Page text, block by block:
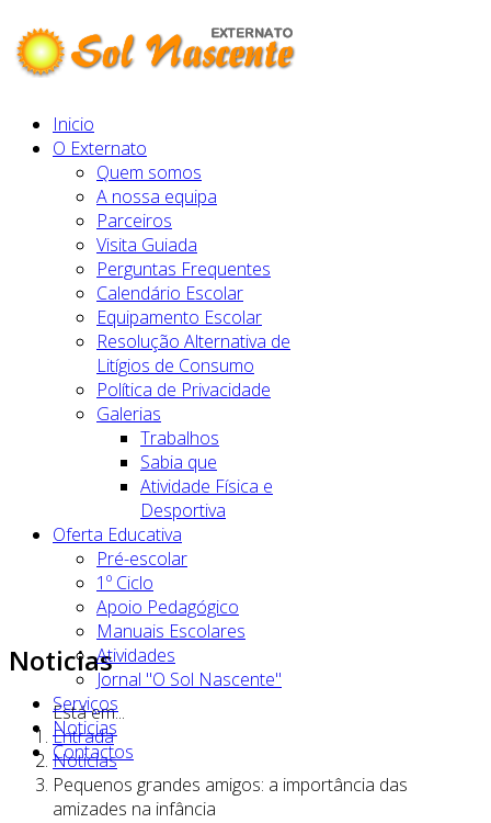
Inicio
O Externato
Quem somos
A nossa equipa
Parceiros
Visita Guiada
Perguntas Frequentes
Calendário Escolar
Equipamento Escolar
Resolução Alternativa de
Litígios de Consumo
Política de Privacidade
Galerias
Trabalhos
Sabia que
Atividade Física e
Desportiva
Oferta Educativa
Pré-escolar
1º Ciclo
Apoio Pedagógico
Manuais Escolares
Atividades
Jornal "O Sol Nascente"
Serviços
Noticias
Contactos
Noticias
Está em...
Entrada
Noticias
Pequenos grandes amigos: a importância das
amizades na infância